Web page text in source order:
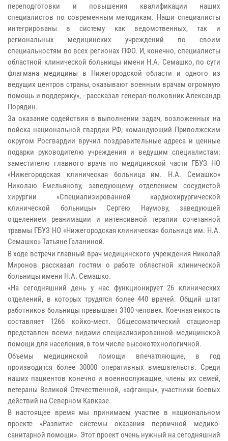
переподготовки и повышения квалификации наших
специалистов по современным методикам. Наши специалисты
интегрированы в систему как ведомственных, так и
региональных медицинских учреждений по своим
специальностям во всех регионах ПФО. И, конечно, специалисты
областной клинической больницы имени Н.А. Семашко, по сути
флагмана медицины в Нижегородской области и одного из
ведущих центров страны, оказывают военным врачам огромную
помощь и поддержку», - рассказал генерал-полковник Александр
Порядин.
За оказание содействия в выполнении задач, возложенных на
войска национальной гвардии РФ, командующий Приволжским
округом Росгвардии вручил поздравительные адреса и ценные
подарки руководителю учреждения и ведущим специалистам:
заместителю главного врача по медицинской части ГБУЗ НО
«Нижегородская клиническая больница им. Н.А. Семашко»
Николаю Емельянову, заведующему отделением сосудистой
хирургии «Специализированной кардиохирургической
клинической больницы» Сергею Наумову, заведующей
отделением реанимации и интенсивной терапии сочетанной
травмы ГБУЗ НО «Нижегородская клиническая больница им. Н.А.
Семашко» Татьяне Галаниной.
В ходе встречи главный врач медицинского учреждения Николай
Миронов рассказал гостям о работе областной клинической
больницы имени Н.А. Семашко.
«На сегодняшний день у нас функционирует 26 клинических
отделений, в которых трудятся более 440 врачей. Общий штат
работников больницы превышает 3100 человек. Коечная емкость
составляет 1266 койко-мест. Общесоматический стационар
представлен всеми видами специализированной медицинской
помощи для населения, в том числе высокотехнологичной.
Объемы медицинской помощи впечатляющие, в год
производится более 30000 оперативных вмешательств. Среди
наших пациентов конечно и военнослужащие, члены их семей,
ветераны Великой Отечественной, «афганцы», участники боевых
действий на Северном Кавказе.
В настоящее время мы принимаем участие в национальном
проекте «Развитие системы оказания первичной медико-
санитарной помощи». Этот проект очень нужный на сегодняшний